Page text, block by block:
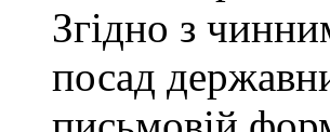
Згідно з
посад